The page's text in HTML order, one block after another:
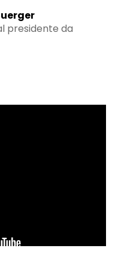
presidente da